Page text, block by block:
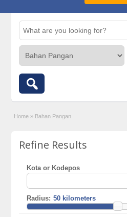
Home » Bahan Pangan
Refine Results
Kota or Kodepos
Radius: